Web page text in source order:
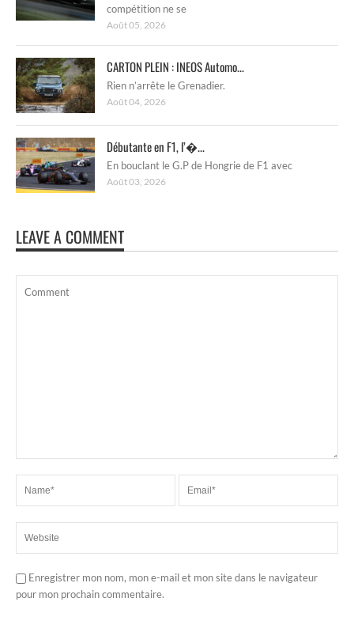
compétition ne se
Août 05, 2026
CARTON PLEIN : INEOS Automo...
Rien n’arrête le Grenadier.
Août 04, 2026
Débutante en F1, l’�...
En bouclant le G.P de Hongrie de F1 avec
Août 03, 2026
LEAVE A COMMENT
Enregistrer mon nom, mon e-mail et mon site dans le navigateur
pour mon prochain commentaire.